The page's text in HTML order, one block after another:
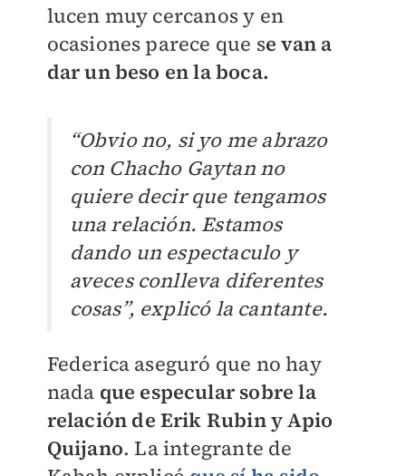
lucen muy cercanos y en
ocasiones parece que se van a
dar un beso en la boca.
“Obvio no, si yo me abrazo
con Chacho Gaytan no
quiere decir que tengamos
una relación. Estamos
dando un espectaculo y
aveces conlleva diferentes
cosas”, explicó la cantante.
Federica aseguró que no hay
nada que especular sobre la
relación de Erik Rubin y Apio
Quijano. La integrante de